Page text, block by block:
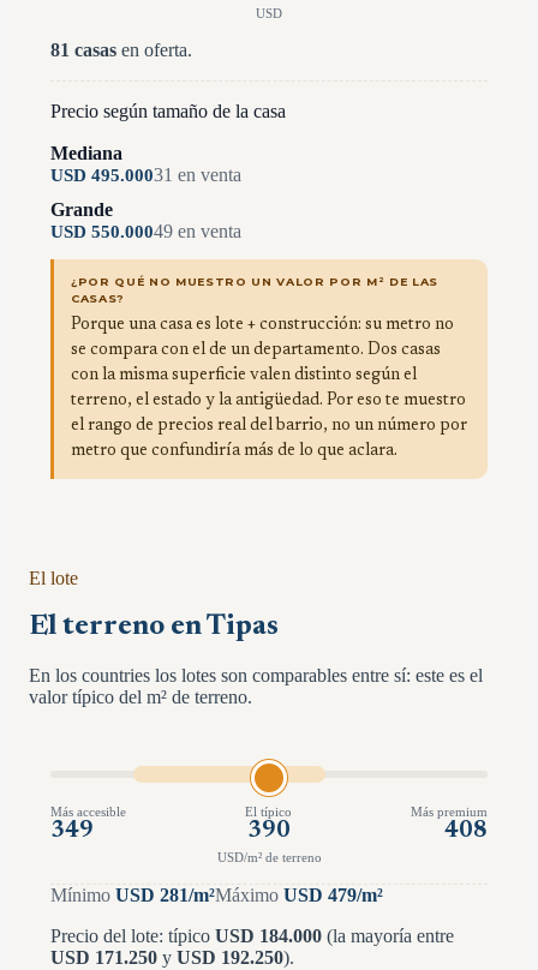
USD
81 casas en oferta.
Precio según tamaño de la casa
Mediana
USD 495.00031 en venta
Grande
USD 550.00049 en venta
¿POR QUÉ NO MUESTRO UN VALOR POR M² DE LAS
CASAS?
Porque una casa es lote + construcción: su metro no
se compara con el de un departamento. Dos casas
con la misma superficie valen distinto según el
terreno, el estado y la antigüedad. Por eso te muestro
el rango de precios real del barrio, no un número por
metro que confundiría más de lo que aclara.
El lote
El terreno en Tipas
En los countries los lotes son comparables entre sí: este es el
valor típico del m² de terreno.
Más accesible
349
El típico
390
Más premium
408
USD/m² de terreno
Mínimo USD 281/m²Máximo USD 479/m²
Precio del lote: típico USD 184.000 (la mayoría entre
USD 171.250 y USD 192.250).